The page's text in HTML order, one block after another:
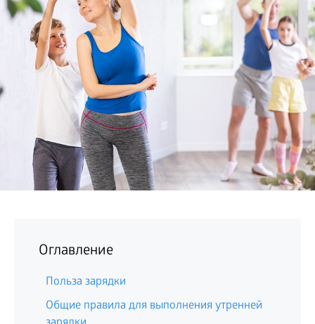
Оглавление
Польза зарядки
Общие правила для выполнения утренней